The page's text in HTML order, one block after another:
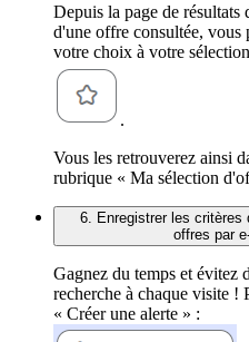
Depuis la page de résultats
d'une offre consultée, vous
votre choix à votre
.
Vous les retrouverez ainsi
rubrique « Ma sélection
6. Enregistrer les critères
offres par
Gagnez du temps et évitez
recherche à chaque visite !
« Créer une alerte » :